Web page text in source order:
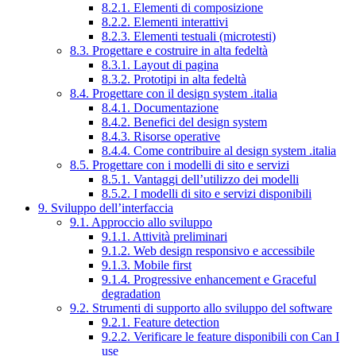
8.2.1. Elementi di composizione
8.2.2. Elementi interattivi
8.2.3. Elementi testuali (microtesti)
8.3. Progettare e costruire in alta fedeltà
8.3.1. Layout di pagina
8.3.2. Prototipi in alta fedeltà
8.4. Progettare con il design system .italia
8.4.1. Documentazione
8.4.2. Benefici del design system
8.4.3. Risorse operative
8.4.4. Come contribuire al design system .italia
8.5. Progettare con i modelli di sito e servizi
8.5.1. Vantaggi dell’utilizzo dei modelli
8.5.2. I modelli di sito e servizi disponibili
9. Sviluppo dell’interfaccia
9.1. Approccio allo sviluppo
9.1.1. Attività preliminari
9.1.2. Web design responsivo e accessibile
9.1.3. Mobile first
9.1.4. Progressive enhancement e Graceful
degradation
9.2. Strumenti di supporto allo sviluppo del software
9.2.1. Feature detection
9.2.2. Verificare le feature disponibili con Can I
use